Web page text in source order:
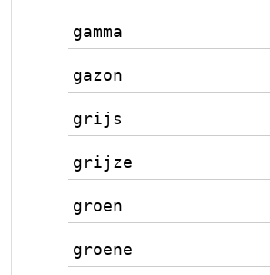
gamma
gazon
grijs
grijze
groen
groene